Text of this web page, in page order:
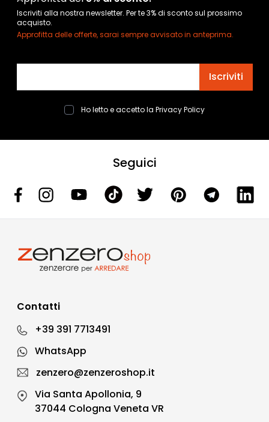
Iscriviti alla nostra newsletter. Per te 3% di sconto sul prossimo
acquisto.
Approfitta delle offerte, sarai sempre avvisato in anteprima.
Iscriviti
Ho letto e accetto la Privacy Policy
Seguici
Contatti
+39 391 7713491
WhatsApp
zenzero@zenzeroshop.it
Via Santa Apollonia, 9
37044 Cologna Veneta VR